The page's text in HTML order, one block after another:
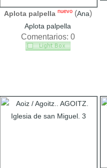
Aplota palpella nuevo(Ana)
Aplota palpella
Comentarios: 0